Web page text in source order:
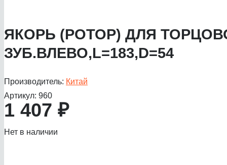
ЯКОРЬ (РОТОР) ДЛЯ
ЗУБ.ВЛЕВО,L=183,D=54
Производитель: Китай
Артикул: 960
1 407 ₽
Нет в наличии